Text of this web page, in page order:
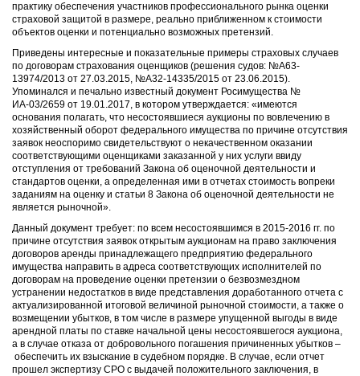
практику обеспечения участников профессионального рынка оценки
страховой защитой в размере, реально приближенном к стоимости
объектов оценки и потенциально возможных претензий.
Приведены интересные и показательные примеры страховых случаев
по договорам страхования оценщиков (решения судов: №А63-
13974/2013 от 27.03.2015, №А32-14335/2015 от 23.06.2015).
Упоминался и печально известный документ Росимущества №
ИА-03/2659 от 19.01.2017, в котором утверждается: «имеются
основания полагать, что несостоявшиеся аукционы по вовлечению в
хозяйственный оборот федерального имущества по причине отсутствия
заявок неоспоримо свидетельствуют о некачественном оказании
соответствующими оценщиками заказанной у них услуги ввиду
отступления от требований Закона об оценочной деятельности и
стандартов оценки, а определенная ими в отчетах стоимость вопреки
заданиям на оценку и статьи 8 Закона об оценочной деятельности не
является рыночной».
Данный документ требует: по всем несостоявшимся в 2015-2016 гг. по
причине отсутствия заявок открытым аукционам на право заключения
договоров аренды принадлежащего предприятию федерального
имущества направить в адреса соответствующих исполнителей по
договорам на проведение оценки претензии о безвозмездном
устранении недостатков в виде представления доработанного отчета с
актуализированной итоговой величиной рыночной стоимости, а также о
возмещении убытков, в том числе в размере упущенной выгоды в виде
арендной платы по ставке начальной цены несостоявшегося аукциона,
а в случае отказа от добровольного погашения причиненных убытков –
обеспечить их взыскание в судебном порядке. В случае, если отчет
прошел экспертизу СРО с выдачей положительного заключения, в